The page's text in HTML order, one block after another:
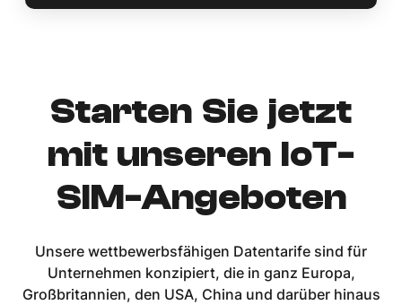
Starten Sie jetzt
mit unseren IoT-
SIM-Angeboten
Unsere wettbewerbsfähigen Datentarife sind für
Unternehmen konzipiert, die in ganz Europa,
Großbritannien, den USA, China und darüber hinaus